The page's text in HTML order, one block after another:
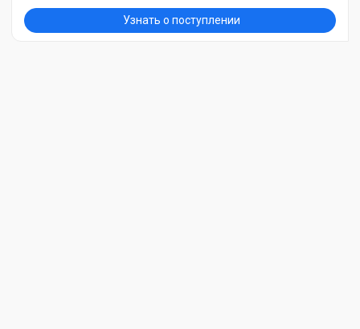
Узнать о поступлении